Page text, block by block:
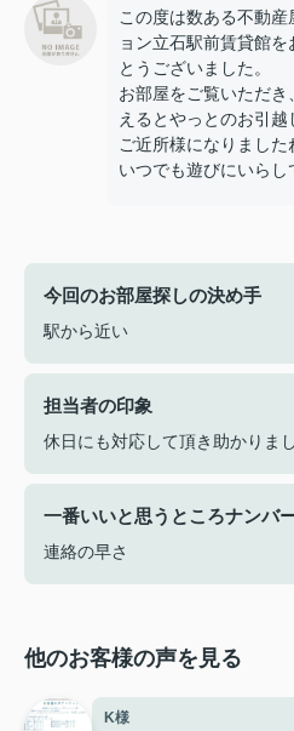
この度は数ある不動
ョン立石駅前賃貸館
とうございました。
お部屋をご覧いただ
えるとやっとのお引越
ご近所様になりました
いつでも遊びにいらし
今回のお部屋探しの決め手
駅から近い
担当者の印象
休日にも対応して頂き助かりま
一番いいと思うところナンバ
連絡の早さ
他のお客様の声を見る
K様